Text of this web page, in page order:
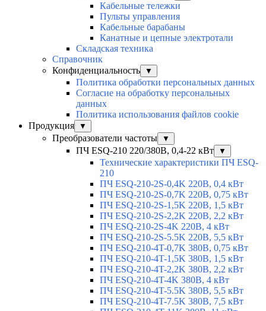
Кабельные тележки
Пульты управления
Кабельные барабаны
Канатные и цепные электротали
Складская техника
Справочник
Конфиденциальность
▼
Политика обработки персональных данных
Согласие на обработку персональных
данных
Политика использования файлов cookie
Продукция
▼
Преобразователи частоты ▼
ПЧ ESQ-210 220/380В, 0,4-22 кВт ▼
Технические характеристики ПЧ ESQ-
210
ПЧ ESQ-210-2S-0,4K 220В, 0,4 кВт
ПЧ ESQ-210-2S-0,7K 220В, 0,75 кВт
ПЧ ESQ-210-2S-1,5K 220В, 1,5 кВт
ПЧ ESQ-210-2S-2,2K 220В, 2,2 кВт
ПЧ ESQ-210-2S-4K 220В, 4 кВт
ПЧ ESQ-210-2S-5.5K 220В, 5,5 кВт
ПЧ ESQ-210-4T-0,7K 380В, 0,75 кВт
ПЧ ESQ-210-4T-1,5K 380В, 1,5 кВт
ПЧ ESQ-210-4T-2,2K 380В, 2,2 кВт
ПЧ ESQ-210-4T-4K 380В, 4 кВт
ПЧ ESQ-210-4T-5.5K 380В, 5,5 кВт
ПЧ ESQ-210-4T-7.5K 380В, 7,5 кВт